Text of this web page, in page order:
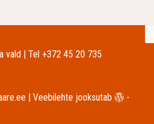
vald | Tel +372 45 20 735
| Veebilehte jooksutab
-